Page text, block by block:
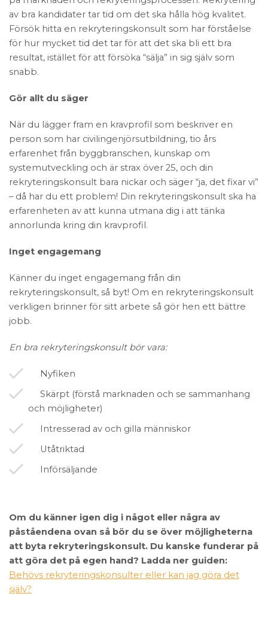
av bra kandidater tar tid om det ska hålla hög kvalitet.
Försök hitta en rekryteringskonsult som har förståelse
för hur mycket tid det tar för att det ska bli ett bra
resultat, istället för att försöka “sälja” in sig själv som
snabb.
Gör allt du säger
När du lägger fram en kravprofil som beskriver en
person som har civilingenjörsutbildning, tio års
erfarenhet från byggbranschen, kunskap om
systemutveckling och är strax över 25, och din
rekryteringskonsult bara nickar och säger “ja, det fixar vi”
– då har du ett problem! Din rekryteringskonsult ska ha
erfarenheten av att kunna utmana dig i att tänka
annorlunda kring din kravprofil.
Inget engagemang
Känner du inget engagemang från din
rekryteringskonsult, så byt! Om en rekryteringskonsult
verkligen brinner för sitt arbete så gör hen ett bättre
jobb.
En bra rekryteringskonsult bör vara:
Nyfiken
Skärpt (förstå marknaden och se sammanhang
och möjligheter)
Intresserad av och gilla människor
Utåtriktad
Införsäljande
Om du känner igen dig i något eller några av
påståendena ovan så bör du se över möjligheterna
att byta rekryteringskonsult. Du kanske funderar på
att göra det på egen hand? Ladda ner guiden:
Behövs rekryteringskonsulter eller kan jag göra det
själv?